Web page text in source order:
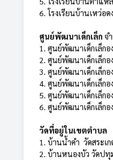
6. โรงเรียนบ้านเหว่อ
ศูนย์พัฒนาเด็กเล็ก จ
1. ศูนย์พัฒนาเด็กเล็ก
2. ศูนย์พัฒนาเด็กเล็ก
3. ศูนย์พัฒนาเด็กเล็กอ
4. ศูนย์พัฒนาเด็กเล็กอ
5. ศูนย์พัฒนาเด็กเล็ก
6. ศูนย์พัฒนาเด็กเล็กอ
วัดที่อยู่ในเขตตำบล
1. บ้านน้ำคำ วัดสระเก
2. บ้านหนองบัว วัดปทุ